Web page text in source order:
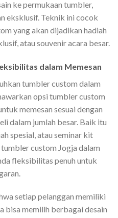
ke permukaan tumbler,
eksklusif. Teknik ini cocok
yang akan dijadikan hadiah
atau souvenir acara besar.
dalam Memesan
tumbler custom dalam
opsi tumbler custom
memesan sesuai dengan
dalam jumlah besar. Baik itu
spesial, atau seminar kit
custom Jogja dalam
fleksibilitas penuh untuk
setiap pelanggan memiliki
bisa memilih berbagai desain